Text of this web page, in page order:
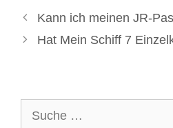
Kann ich meinen JR-
Hat Mein Schiff 7
nach: